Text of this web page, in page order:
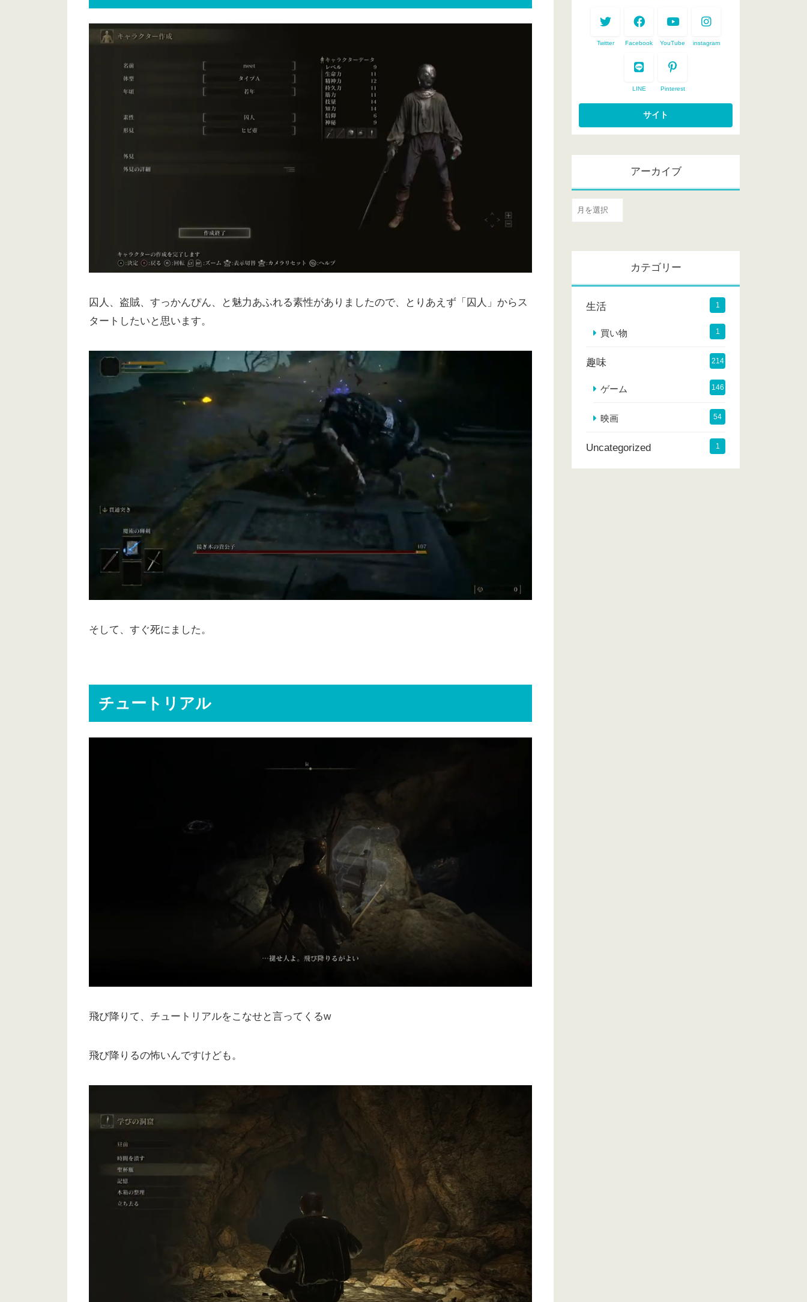
囚人、盗賊、すっかんぴん、と魅力あふれる素性がありましたので、とりあえず「囚人」からス
タートしたいと思います。
そして、すぐ死にました。
チュートリアル
飛び降りて、チュートリアルをこなせと言ってくるw
飛び降りるの怖いんですけども。
Twitter Facebook YouTube instagram
LINE Pinterest
アーカイブ
ア
ー
イ
カテゴリー
生活 1
買い物 1
趣味 214
ゲーム 146
映画 54
Uncategorized 1